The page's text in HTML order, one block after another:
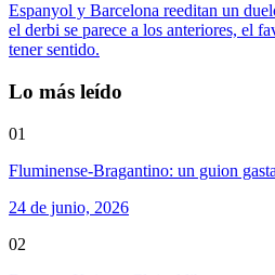
Espanyol y Barcelona reeditan un
el derbi se parece a los anteriores, el
tener sentido.
Lo más leído
01
Fluminense-Bragantino: un guion
24 de junio, 2026
02